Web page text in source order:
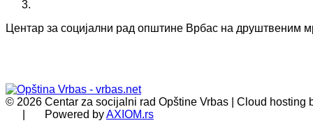
Центар за социјални рад општине Врбас на друштвеним
© 2026 Centar za socijalni rad Opštine Vrbas | Cloud hosting
| Powered byAXIOM.rs